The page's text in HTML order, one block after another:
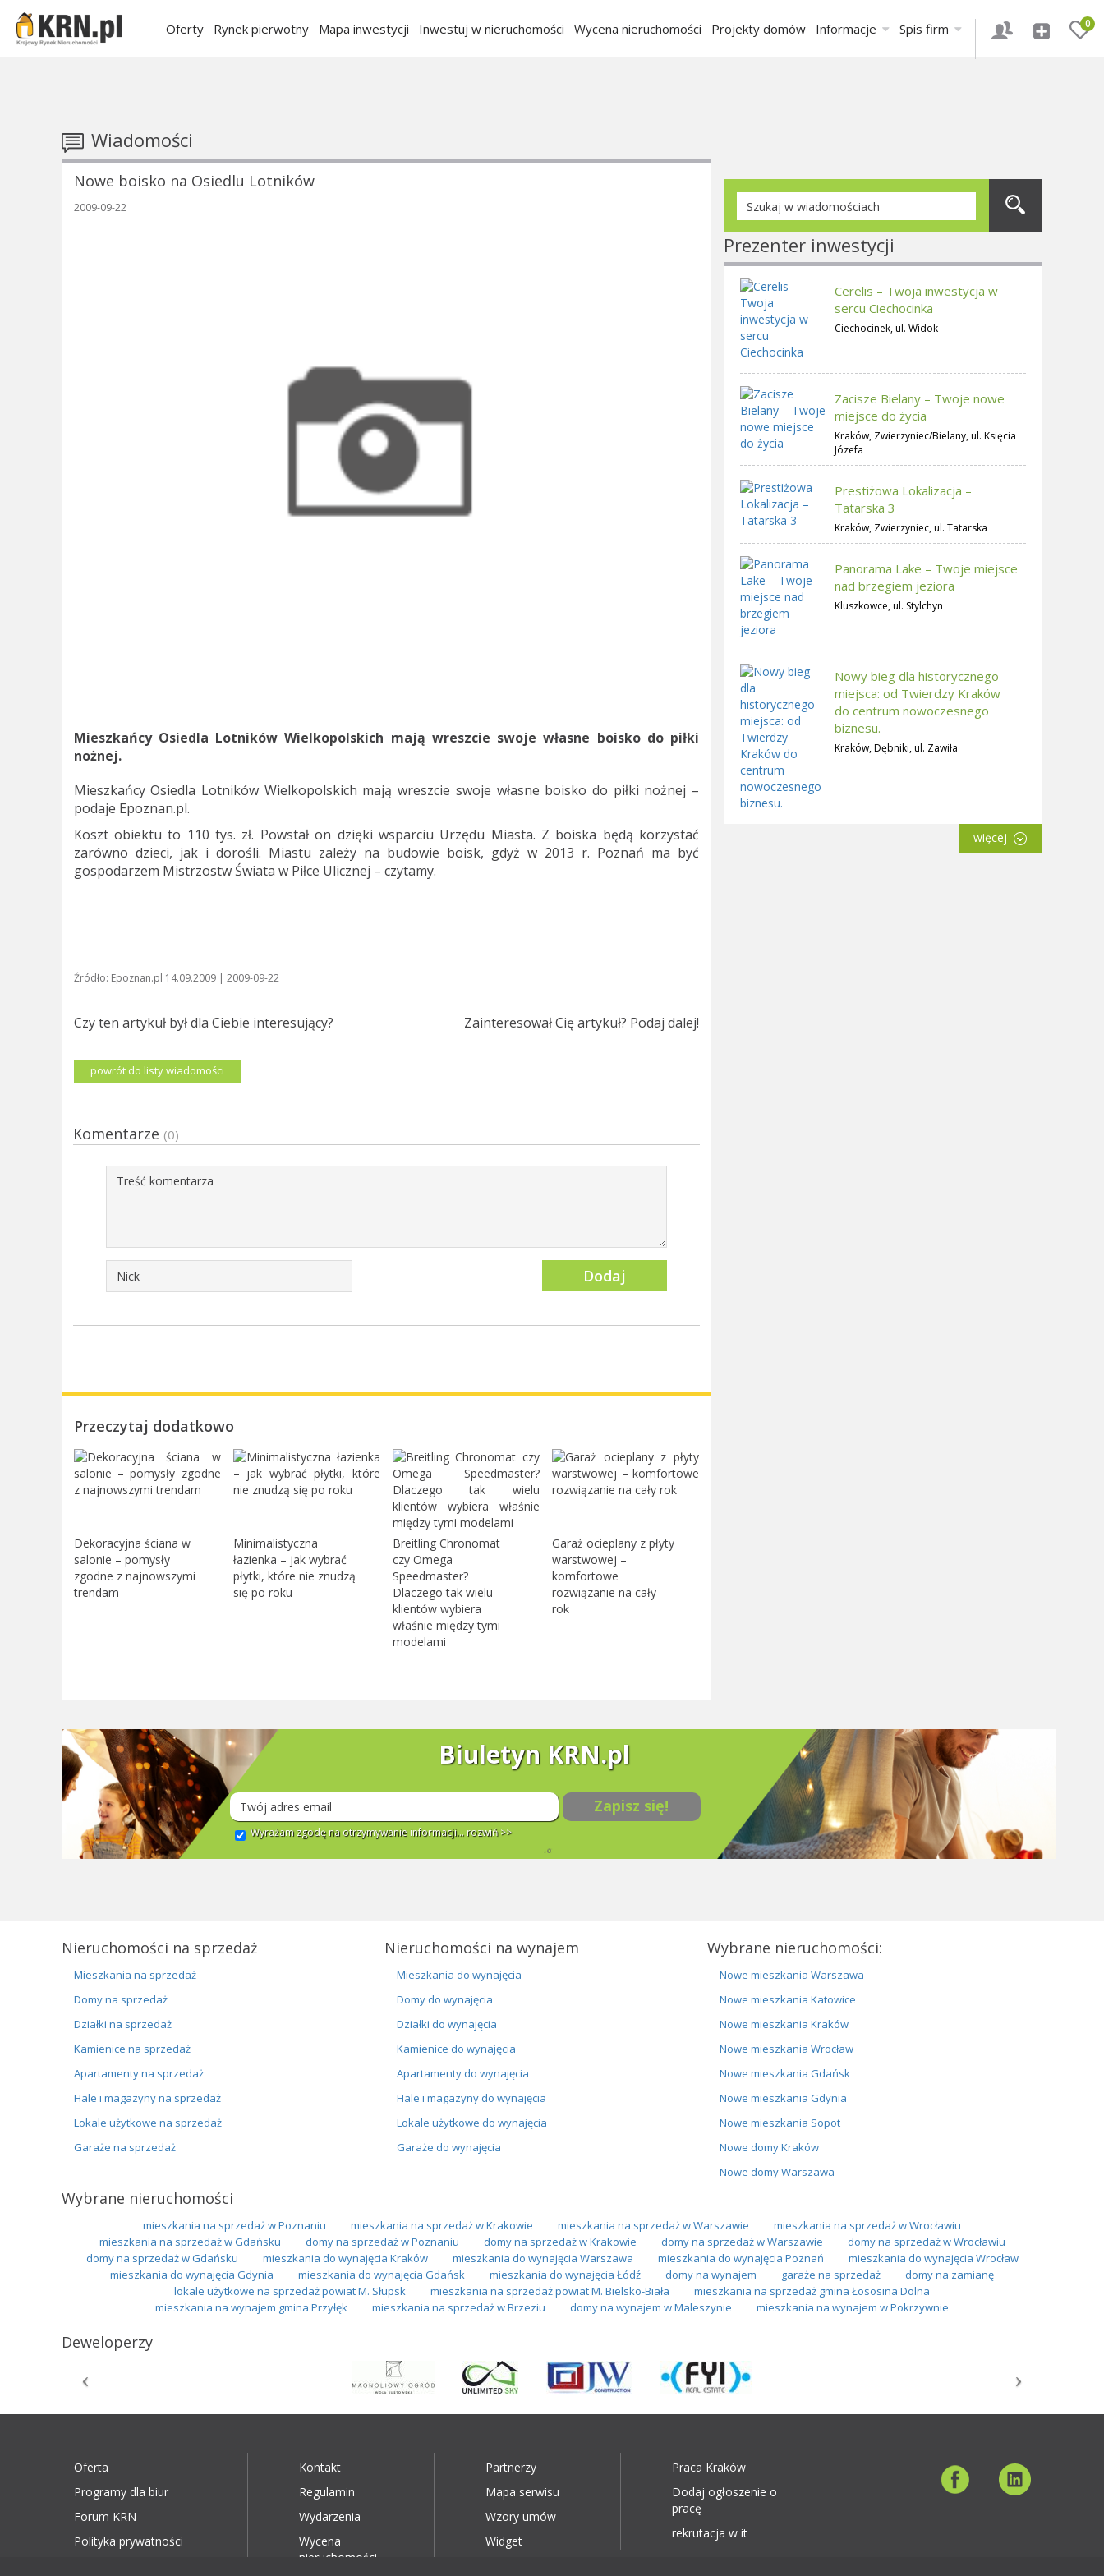
0
Oferty Rynek pierwotny Mapa inwestycji Inwestuj w nieruchomości Wycena nieruchomości Projekty domów Informacje Spis firm
Wiadomości
Nowe boisko na Osiedlu Lotników
2009-09-22
Mieszkańcy Osiedla Lotników Wielkopolskich mają wreszcie swoje własne boisko do piłki
nożnej.
Mieszkańcy Osiedla Lotników Wielkopolskich mają wreszcie swoje własne boisko do piłki nożnej –
podaje Epoznan.pl.
Koszt obiektu to 110 tys. zł. Powstał on dzięki wsparciu Urzędu Miasta. Z boiska będą korzystać
zarówno dzieci, jak i dorośli. Miastu zależy na budowie boisk, gdyż w 2013 r. Poznań ma być
gospodarzem Mistrzostw Świata w Piłce Ulicznej – czytamy.
Źródło: Epoznan.pl 14.09.2009 | 2009-09-22
Czy ten artykuł był dla Ciebie interesujący? Zainteresował Cię artykuł? Podaj dalej!
powrót do listy wiadomości
Komentarze (0)
Dodaj
Przeczytaj dodatkowo
Dekoracyjna ściana w
salonie – pomysły
zgodne z najnowszymi
trendam
Minimalistyczna
łazienka – jak wybrać
płytki, które nie znudzą
się po roku
Breitling Chronomat
czy Omega
Speedmaster?
Dlaczego tak wielu
klientów wybiera
właśnie między tymi
modelami
Garaż ocieplany z płyty
warstwowej –
komfortowe
rozwiązanie na cały
rok
Prezenter inwestycji
Cerelis – Twoja inwestycja w
sercu Ciechocinka
Ciechocinek, ul. Widok
Zacisze Bielany – Twoje nowe
miejsce do życia
Kraków, Zwierzyniec/Bielany, ul. Księcia
Józefa
Prestiżowa Lokalizacja –
Tatarska 3
Kraków, Zwierzyniec, ul. Tatarska
Panorama Lake – Twoje miejsce
nad brzegiem jeziora
Kluszkowce, ul. Stylchyn
Nowy bieg dla historycznego
miejsca: od Twierdzy Kraków
do centrum nowoczesnego
biznesu.
Kraków, Dębniki, ul. Zawiła
więcej
Biuletyn KRN.pl
Zapisz się!
Wyrażam zgodę na otrzymywanie informacji... rozwiń >>
Nieruchomości na sprzedaż
Mieszkania na sprzedaż
Domy na sprzedaż
Działki na sprzedaż
Kamienice na sprzedaż
Apartamenty na sprzedaż
Hale i magazyny na sprzedaż
Lokale użytkowe na sprzedaż
Garaże na sprzedaż
Nieruchomości na wynajem
Mieszkania do wynajęcia
Domy do wynajęcia
Działki do wynajęcia
Kamienice do wynajęcia
Apartamenty do wynajęcia
Hale i magazyny do wynajęcia
Lokale użytkowe do wynajęcia
Garaże do wynajęcia
Wybrane nieruchomości:
Nowe mieszkania Warszawa
Nowe mieszkania Katowice
Nowe mieszkania Kraków
Nowe mieszkania Wrocław
Nowe mieszkania Gdańsk
Nowe mieszkania Gdynia
Nowe mieszkania Sopot
Nowe domy Kraków
Nowe domy Warszawa
Wybrane nieruchomości
mieszkania na sprzedaż w Poznaniu mieszkania na sprzedaż w Krakowie mieszkania na sprzedaż w Warszawie
mieszkania na sprzedaż w Wrocławiu
mieszkania na sprzedaż w Gdańsku
domy na sprzedaż w Poznaniu domy na sprzedaż w Krakowie domy na sprzedaż w Warszawie
domy na sprzedaż w Wrocławiu
domy na sprzedaż w Gdańsku
mieszkania do wynajęcia Kraków mieszkania do wynajęcia Warszawa mieszkania do wynajęcia Poznań
mieszkania do wynajęcia Wrocław
mieszkania do wynajęcia Gdynia
mieszkania do wynajęcia Gdańsk mieszkania do wynajęcia Łódź domy na wynajem garaże na sprzedaż
domy na zamianę
lokale użytkowe na sprzedaż powiat M. Słupsk
mieszkania na sprzedaż powiat M. Bielsko-Biała
mieszkania na sprzedaż gmina Łososina Dolna
mieszkania na wynajem gmina Przyłęk
mieszkania na sprzedaż w Brzeziu domy na wynajem w Maleszynie mieszkania na wynajem w Pokrzywnie
Deweloperzy
Oferta
Programy dla biur
Forum KRN
Polityka prywatności
Kontakt
Regulamin
Wydarzenia
Wycena
nieruchomości
Partnerzy
Mapa serwisu
Wzory umów
Widget
Praca Kraków
Dodaj ogłoszenie o
pracę
rekrutacja w it